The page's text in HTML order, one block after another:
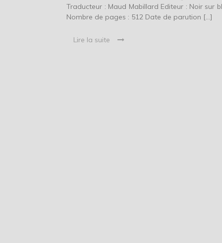
Traducteur : Maud Mabillard Editeur : Noir sur
Nombre de pages : 512 Date de parution […]
Lire la suite